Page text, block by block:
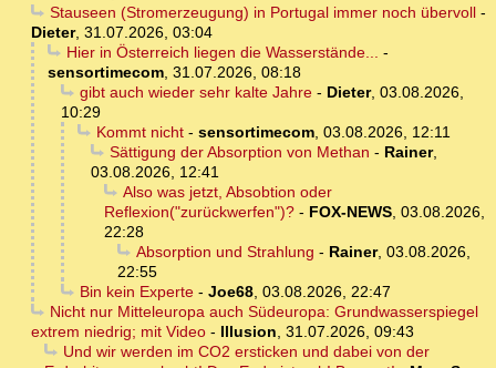
Stauseen (Stromerzeugung) in Portugal immer noch übervoll-
Dieter, 31.07.2026, 03:04
Hier in Österreich liegen die Wasserstände... -
sensortimecom, 31.07.2026, 08:18
gibt auch wieder sehr kalte Jahre- Dieter, 03.08.2026,
10:29
Kommt nicht- sensortimecom, 03.08.2026, 12:11
Sättigung der Absorption von Methan - Rainer,
03.08.2026, 12:41
Also was jetzt, Absobtion oder
Reflexion("zurückwerfen")? - FOX-NEWS, 03.08.2026,
22:28
Absorption und Strahlung - Rainer, 03.08.2026,
22:55
Bin kein Experte- Joe68, 03.08.2026, 22:47
Nicht nur Mitteleuropa auch Südeuropa: Grundwasserspiegel
extrem niedrig; mit Video - Illusion, 31.07.2026, 09:43
Und wir werden im CO2 ersticken und dabei von der